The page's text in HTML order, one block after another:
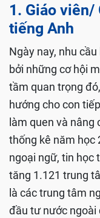
1. Giáo viên/
tiếng Anh
Ngày nay, nhu
bởi những cơ hội
tầm quan trọng
hướng cho con
làm quen và
thống kê năm học
ngoại ngữ, tin học
tăng 1.121 trung
là các trung tâm
đầu tư nước ngoài